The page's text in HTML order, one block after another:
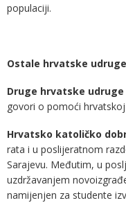
populaciji.
Ostale hrvatske
Druge hrvatske udruge
govori o pomoći
Hrvatsko katoličko
rata i u poslijeratnom
Sarajevu. Međutim, u
uzdržavanjem
namijenjen za studente